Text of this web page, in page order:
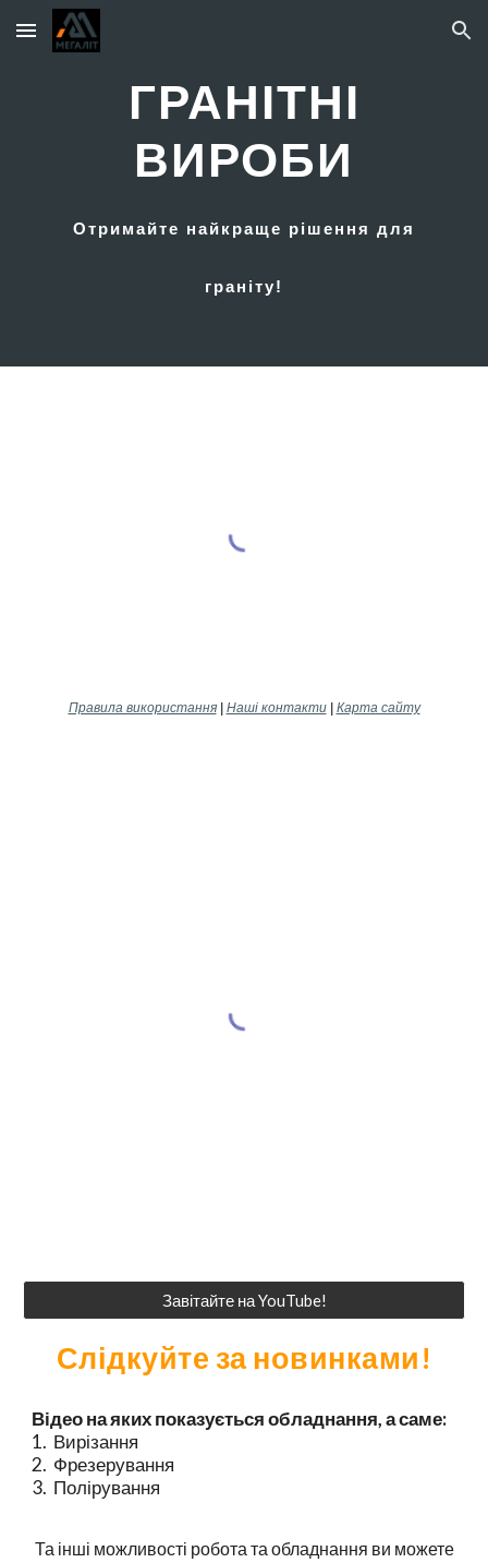
Skip to main content Skip to navigation
ГРАНІТНІ
ВИРОБИ
Отримайте найкраще рішення для
граніту!
Правила використання| Наші контакти | Карта сайту
Завітайте на YouTube!
Слідкуйте за новинками!
Відео на яких показуєтьсяобладнання, а саме:
1. Вирізання
2. Фрезерування
3. Полірування
Та інші можливості робота та обладнання ви можете